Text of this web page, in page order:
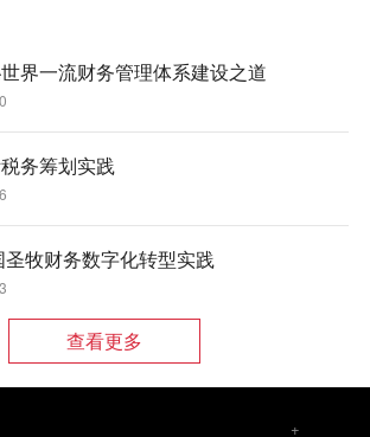
讲堂 揭秘世界一流财务管理体系建设之道
堂 国际税务筹划实践
牧财务数字化转型实践
查看更多
+